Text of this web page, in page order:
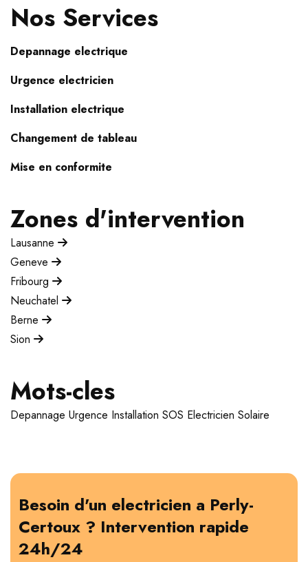
Nos Services
Depannage electrique
Urgence electricien
Installation electrique
Changement de tableau
Mise en conformite
Zones d'intervention
Lausanne
Geneve
Fribourg
Neuchatel
Berne
Sion
Mots-cles
Depannage Urgence Installation SOS Electricien Solaire
Besoin d'un electricien a Perly-
Certoux ? Intervention rapide
24h/24